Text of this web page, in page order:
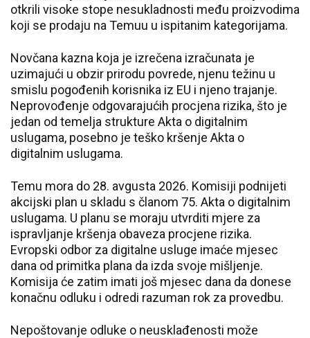
otkrili visoke stope nesukladnosti među proizvodima
koji se prodaju na Temuu u ispitanim kategorijama.
Novčana kazna koja je izrečena izračunata je
uzimajući u obzir prirodu povrede, njenu težinu u
smislu pogođenih korisnika iz EU i njeno trajanje.
Neprovođenje odgovarajućih procjena rizika, što je
jedan od temelja strukture Akta o digitalnim
uslugama, posebno je teško kršenje Akta o
digitalnim uslugama.
Temu mora do 28. avgusta 2026. Komisiji podnijeti
akcijski plan u skladu s članom 75. Akta o digitalnim
uslugama. U planu se moraju utvrditi mjere za
ispravljanje kršenja obaveza procjene rizika.
Evropski odbor za digitalne usluge imaće mjesec
dana od primitka plana da izda svoje mišljenje.
Komisija će zatim imati još mjesec dana da donese
konačnu odluku i odredi razuman rok za provedbu.
Nepoštovanje odluke o neusklađenosti može